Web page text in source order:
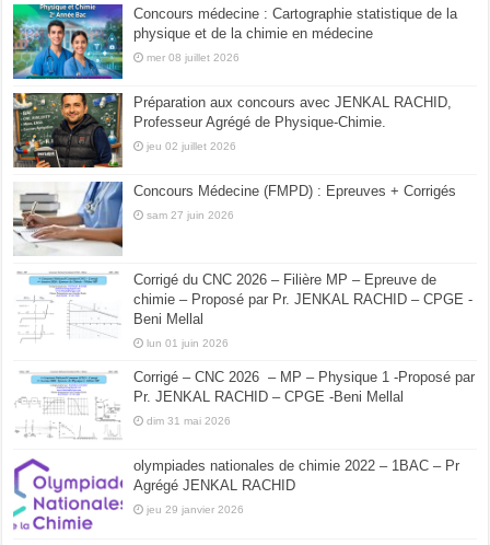
Concours médecine : Cartographie statistique de la
physique et de la chimie en médecine
mer 08 juillet 2026
Préparation aux concours avec JENKAL RACHID,
Professeur Agrégé de Physique-Chimie.
jeu 02 juillet 2026
Concours Médecine (FMPD) : Epreuves + Corrigés
sam 27 juin 2026
Corrigé du CNC 2026 – Filière MP – Epreuve de
chimie – Proposé par Pr. JENKAL RACHID – CPGE -
Beni Mellal
lun 01 juin 2026
Corrigé – CNC 2026 – MP – Physique 1 -Proposé par
Pr. JENKAL RACHID – CPGE -Beni Mellal
dim 31 mai 2026
olympiades nationales de chimie 2022 – 1BAC – Pr
Agrégé JENKAL RACHID
jeu 29 janvier 2026